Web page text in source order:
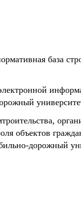
база
объектов
дорожный